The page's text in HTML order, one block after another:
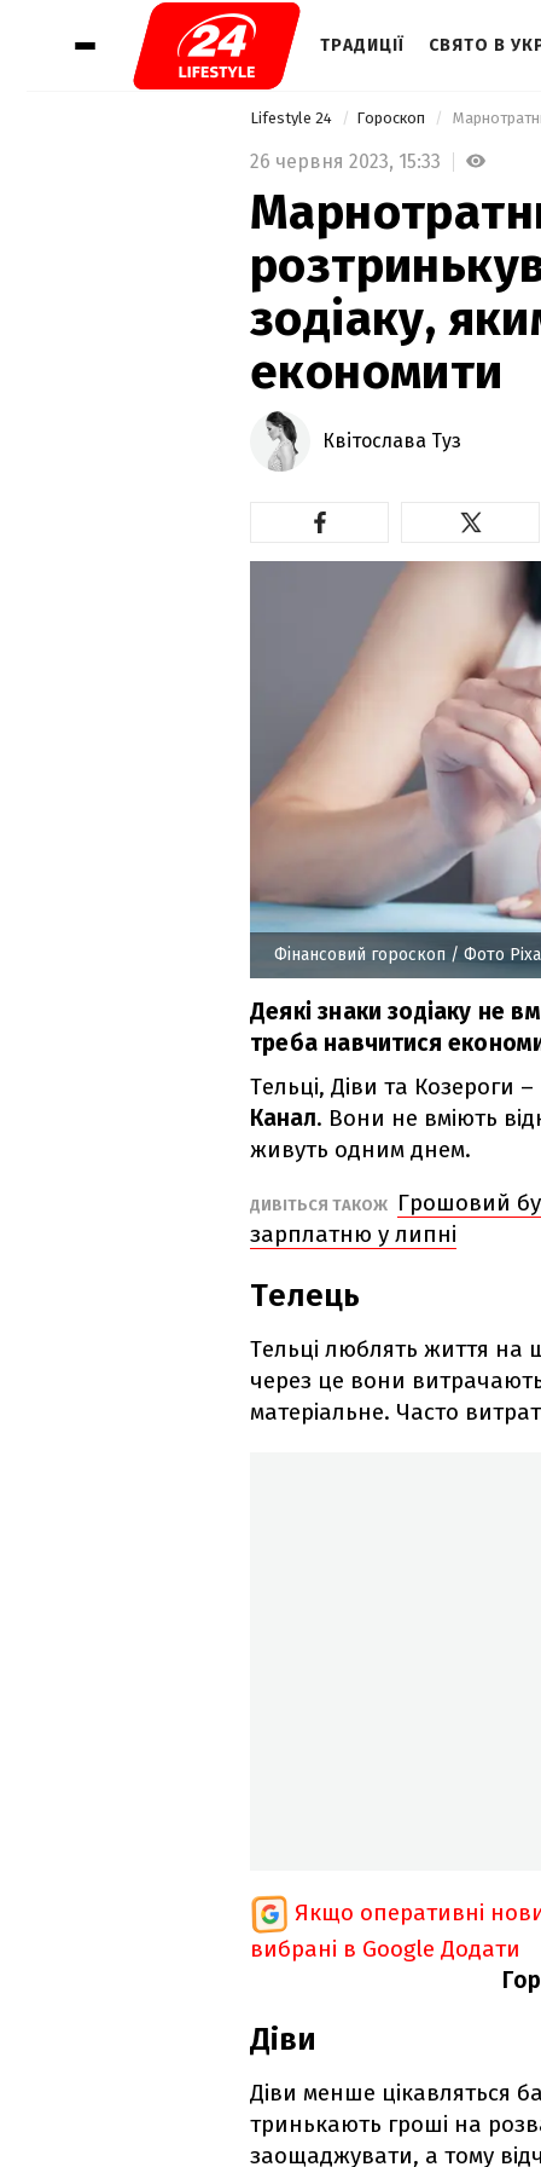
ТРАДИЦІЇ СВЯТО В
Lifestyle 24 Гороскоп
26 червня 2023, 15:33
зодіаку,
економити
Квітослава Туз
Фінансовий гороскоп / Фото
Деякі знаки зодіаку не
треба навчитися
Тельці, Діви та Козероги
Канал. Вони не вміють
живуть одним днем.
ДИВІТЬСЯ ТАКОЖ
Грошовий
зарплатню у липні
Телець
Тельці люблять життя на
через це вони
матеріальне. Часто
Якщо оперативні
вибрані в Google Додати
Діви
Діви менше цікавляться
тринькають гроші на
заощаджувати, а тому